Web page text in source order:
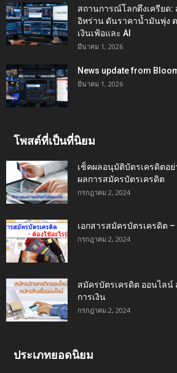
สถานการณ์โลกตึงเครียด:
อิหร่าน ดันราคาน้ำมันพุ่ง
เงินเฟ้อและ AI
มีนาคม 1, 2026
News update from
มีนาคม 1, 2026
โพสต์ที่เป็นที่นิยม
เช็คผลอนุมัติบัตรเครดิตอย่
ผลการสมัครบัตรเครดิต
กรกฎาคม 2, 2024
เอกสารสมัครบัตรเครดิต –
กรกฎาคม 2, 2024
สมัครบัตรเครดิต ออนไล
การเงิน
กรกฎาคม 2, 2024
ประเภทยอดนิยม